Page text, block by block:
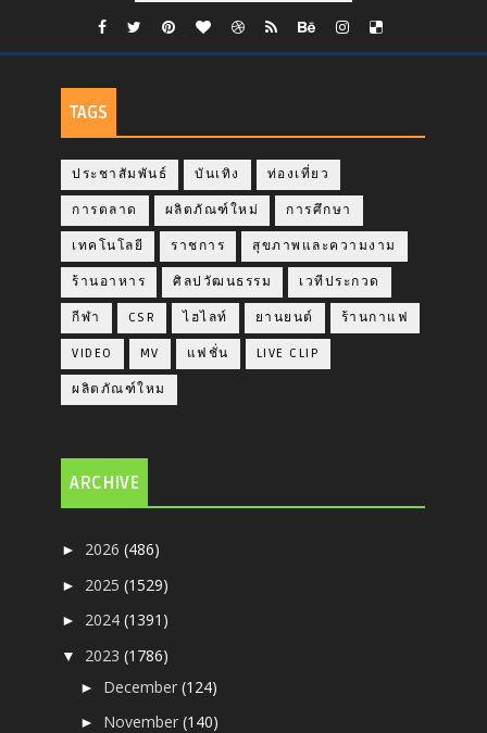
TAGS
ประชาสัมพันธ์ บันเทิง ท่องเที่ยว
การตลาด ผลิตภัณฑ์ใหม่ การศึกษา
เทคโนโลยี ราชการ สุขภาพและความงาม
ร้านอาหาร ศิลปวัฒนธรรม เวทีประกวด
กีฬา CSR ไฮไลท์ ยานยนต์ ร้านกาแฟ
VIDEO MV แฟชั่น LIVE CLIP
ผลิตภัณฑ์ใหม
ARCHIVE
► 2026(486)
► 2025(1529)
► 2024(1391)
▼ 2023(1786)
► December(124)
► November(140)